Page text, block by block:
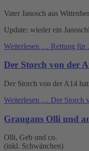
Vater Janosch aus
Update: wieder ein
Weiterlesen … Rettung für
Der Storch von der
Der Storch von der A14
Weiterlesen … Der Storch
Graugans Olli und
Olli, Geb und co.
(inkl. Schwänchen)